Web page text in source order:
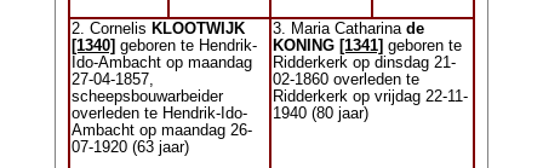
2. Cornelis KLOOTWIJK
[1340] geboren te Hendrik-
Ido-Ambacht op maandag
27-04-1857,
scheepsbouwarbeider
overleden te Hendrik-Ido-
Ambacht op maandag 26-
07-1920 (63 jaar)
3. Maria Catharina de
KONING [1341] geboren te
Ridderkerk op dinsdag 21-
02-1860 overleden te
Ridderkerk op vrijdag 22-11-
1940 (80 jaar)